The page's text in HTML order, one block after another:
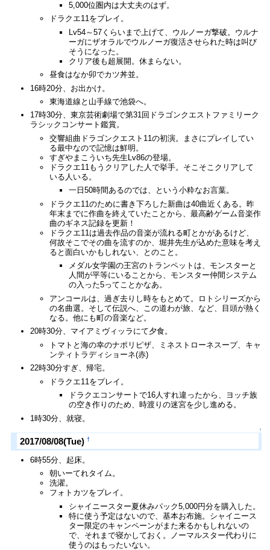
5,000位圏内は大丈夫のはず。
ドラクエ11をプレイ。
Lv54～57くらいまで上げて、ウルノーガ撃破。ウルナ
ーガにザオラルでウルノーガ復活させられた時は叫び
そうになった。
クリア後も超展開。休まらない。
昼食はなか卯でカツ丼並。
16時20分、お出かけ。
東海道線と山手線で池袋へ。
17時30分、東京芸術劇場で第31回ドラゴンクエストファミリーク
ラシックコンサート鑑賞。
交響組曲ドラゴンクエスト11の初演。まさにプレイしてい
る最中なので記憶は鮮明。
すぎやまこういち先生Lv86の登場。
ドラクエ11もうクリアした人で挙手。そこそこクリアして
いる人いる。
一日50時間あるのでは、という小粋なお言葉。
ドラクエ11のために書き下ろした新曲は40曲近くある。昨
年末までに作曲を終えていたことから、最高齢ゲーム音楽作
曲のギネス記録を更新！
ドラクエ11は過去作品の音楽が流れる町とかがあるけど、
何故そこでその曲を流すのか、堀井先生が込めた意味を考え
ると面白いかもしれない、とのこと。
メダル女学園の王宮のトランペットは、モンスターと
人間が平等にいることから、モンスター仲間システム
の入った5ってことかなあ。
アンコールは、過ぎ去りし時をもとめて。ロトシリーズから
の名曲選。そして伝説へ、この道わが旅、など、目頭が熱く
なる。他にも町の音楽など。
20時30分、マイアミヴィッラにて夕食。
トマトと海の幸のナポリピザ、ミネストローネスープ、キャ
ンティトラディショーネ(赤)
22時30分すぎ、帰宅。
ドラクエ11をプレイ。
ドラクエコンサートで16人すれ違ったから、ヨッチ族
の空き作りのため、時渡りの迷宮を少し進める。
1時30分、就寝。
↑
2017/08/08(Tue) †
6時55分、起床。
朝いーてれタイム。
洗濯。
フォトカツをプレイ。
シャイニースター夏休みパック5,000円分を購入した。
特に使う予定はないので、基本お布施。シャイニース
ター限定のキャンペーンがまた来るかもしれないの
で、それまで寝かしておく。ノーマルスター代わりに
使うのはもったいない。